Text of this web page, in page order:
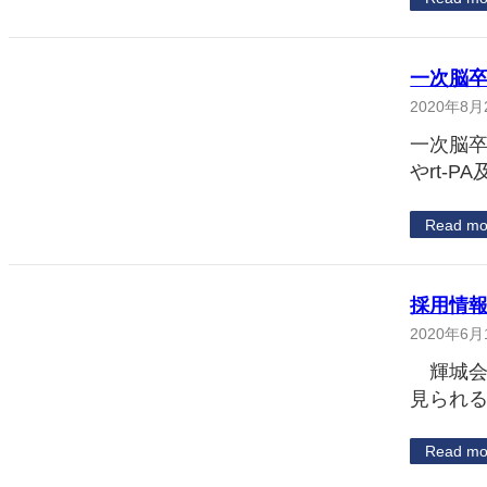
一次脳
2020年8
一次脳
やrt-PA
Read
採用情
2020年6
輝城会
見られ
Read